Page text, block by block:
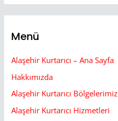
Menü
Alaşehir Kurtarıcı – Ana Sayfa
Hakkımızda
Alaşehir Kurtarıcı Bölgelerimiz
Alaşehir Kurtarıcı Hizmetleri